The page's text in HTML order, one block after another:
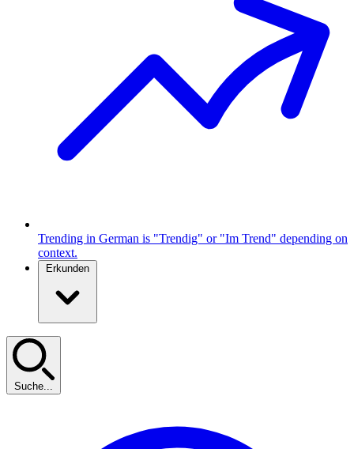
Trending in German is "Trendig" or "Im Trend" depending on
context.
Erkunden
Suche...